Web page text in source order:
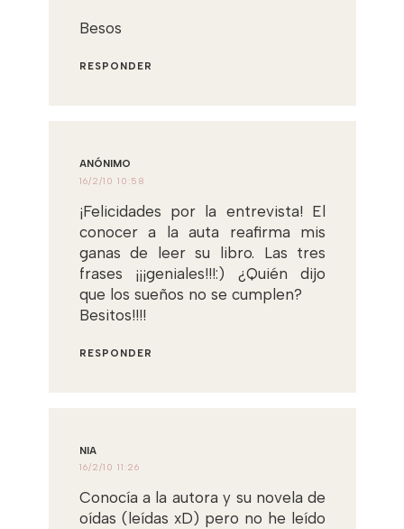
Besos
RESPONDER
ANÓNIMO
16/2/10 10:58
¡Felicidades por la entrevista! El
conocer a la auta reafirma mis
ganas de leer su libro. Las tres
frases ¡¡¡geniales!!!:) ¿Quién dijo
que los sueños no se cumplen?
Besitos!!!!
RESPONDER
NIA
16/2/10 11:26
Conocía a la autora y su novela de
oídas (leídas xD) pero no he leído